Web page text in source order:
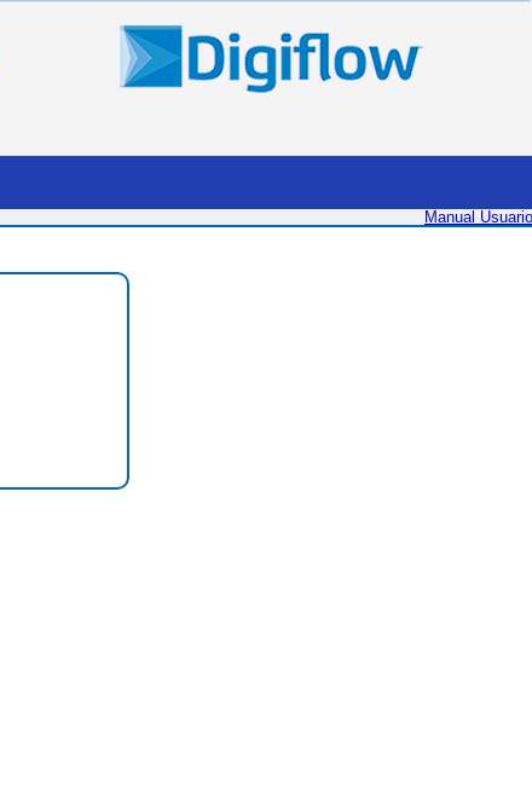
Manual Usuario